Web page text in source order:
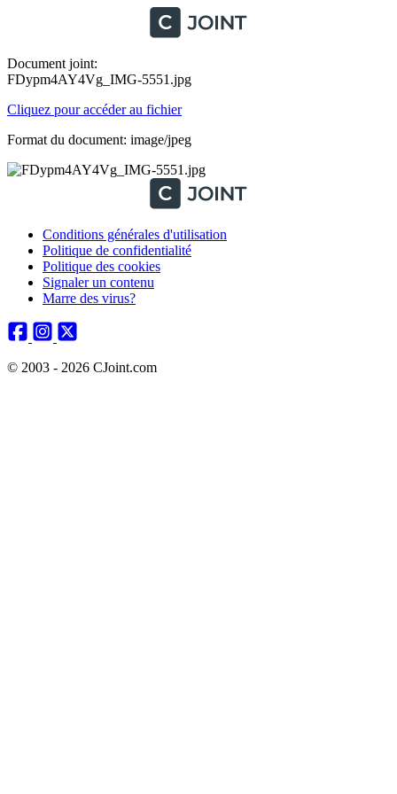
Document joint:
FDypm4AY4Vg_IMG-5551.jpg
Cliquez pour accéder au fichier
Format du document: image/jpeg
Conditions générales d'utilisation
Politique de confidentialité
Politique des cookies
Signaler un contenu
Marre des virus?
© 2003 - 2026 CJoint.com